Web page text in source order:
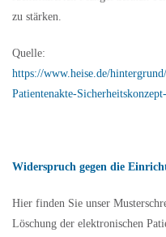
zu stärken.
Quelle:
https://www.heise.de/
Patientenakte-
Widerspruch gegen die
Hier finden Sie unser
Löschung der elektronischen